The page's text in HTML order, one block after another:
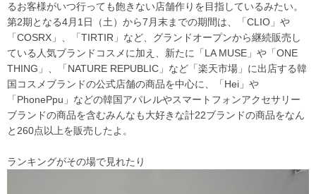
るお客様がいつ行っても飽きない店舗作りを目指しているみたい。
第2期となる4月1日（土）から7月末までの期間は、「CLIO」や
「COSRX」、「TIRTIR」など、グランドオープンから継続販売し
ている人気ブランドコスメに加え、新たに「LA MUSE」や「ONE
THING」、「NATURE REPUBLIC」など「楽天市場」に出店する韓
国コスメブランドの公式店舗の商品を中心に、「Hei」や
「PhonePpu」などの韓国アパレルやスマートフォンアクセサリー
ブランドの商品を含むみんなも大好きな計22ブランドの商品をなん
と260点以上を販売したよ。
ランキングがその場で見れたり